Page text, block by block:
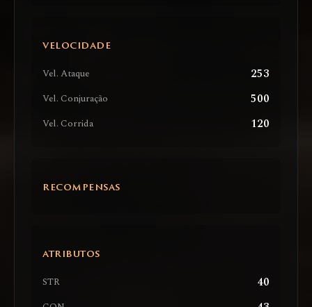
VELOCIDADE
Vel. Ataque 253
Vel. Conjuração 500
Vel. Corrida 120
RECOMPENSAS
ATRIBUTOS
STR 40